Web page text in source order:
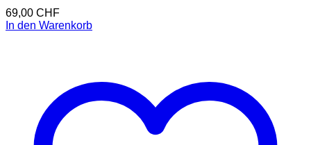
69,00 CHF
In den Warenkorb